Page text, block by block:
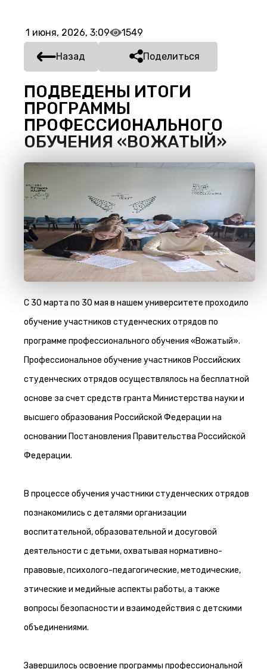
1 июня, 2026, 3:09 1549
Назад Поделиться
ПОДВЕДЕНЫ ИТОГИ
ПРОГРАММЫ
ПРОФЕССИОНАЛЬНОГО
ОБУЧЕНИЯ «ВОЖАТЫЙ»
С 30 марта по 30 мая в нашем университете проходило
обучение участников студенческих отрядов по
программе профессионального обучения «Вожатый».
Профессиональное обучение участников Российских
студенческих отрядов осуществлялось на бесплатной
основе за счет средств гранта Министерства науки и
высшего образования Российской Федерации на
основании Постановления Правительства Российской
Федерации.
В процессе обучения участники студенческих отрядов
познакомились с деталями организации
воспитательной, образовательной и досуговой
деятельности с детьми, охватывая нормативно-
правовые, психолого-педагогические, методические,
этические и медийные аспекты работы, а также
вопросы безопасности и взаимодействия с детскими
объединениями.
Завершилось освоение программы профессиональной